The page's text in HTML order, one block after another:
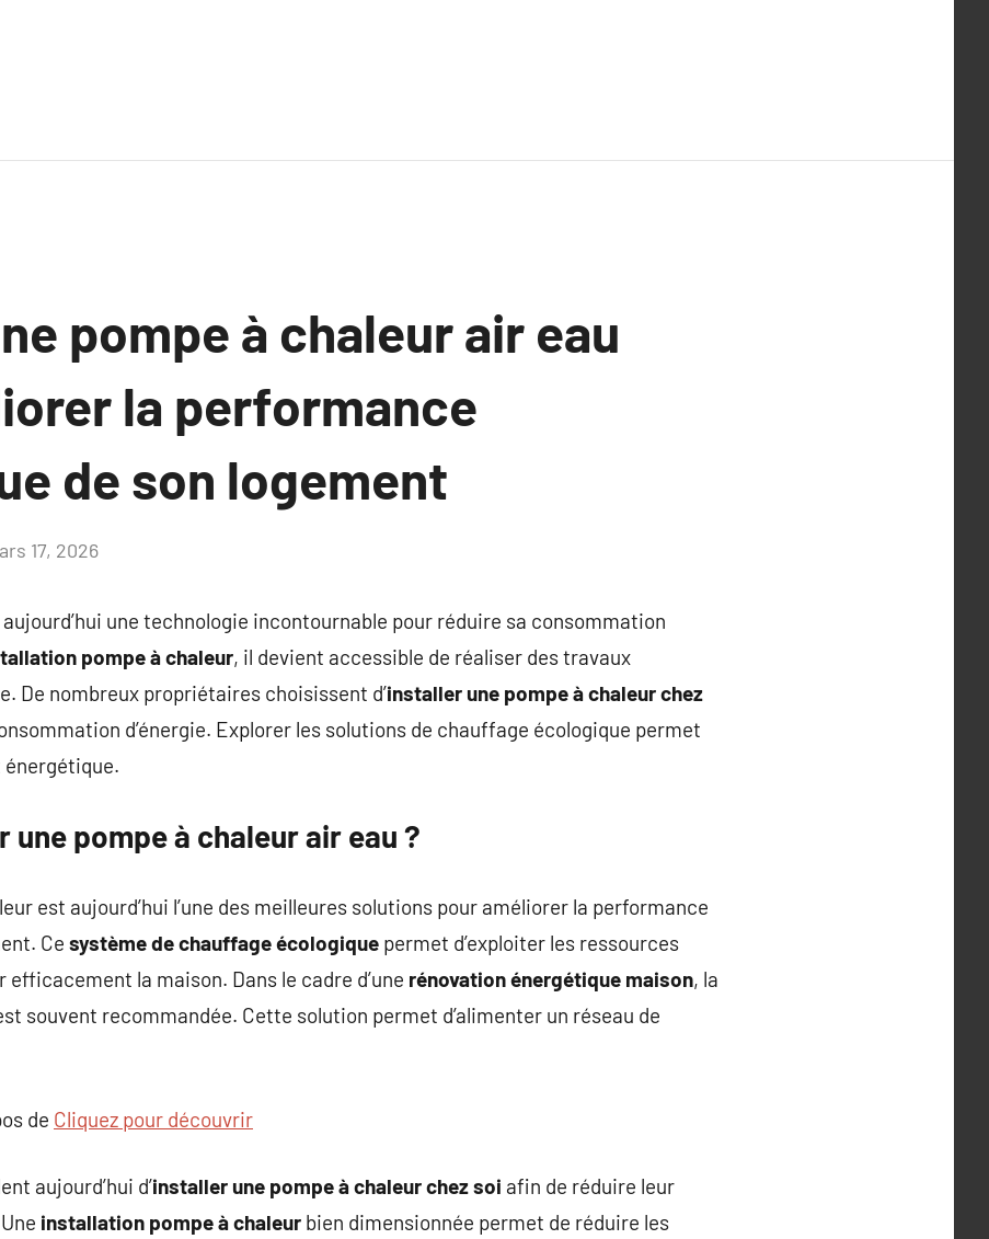
pompe à chaleur air eau
la performance
de son logement
17, 2026
une technologie incontournable pour réduire sa consommation
pompe à chaleur, il devient accessible de réaliser des travaux
De nombreux propriétaires choisissent d’installer une pompe à chaleur chez
d’énergie. Explorer les solutions de chauffage écologique permet
une pompe à chaleur air eau ?
est aujourd’hui l’une des meilleures solutions pour améliorer la performance
Ce système de chauffage écologique permet d’exploiter les ressources
la maison. Dans le cadre d’une rénovation énergétique maison, la
souvent recommandée. Cette solution permet d’alimenter un réseau de
de Cliquez pour découvrir
aujourd’hui d’installer une pompe à chaleur chez soi afin de réduire leur
installation pompe à chaleur bien dimensionnée permet de réduire les